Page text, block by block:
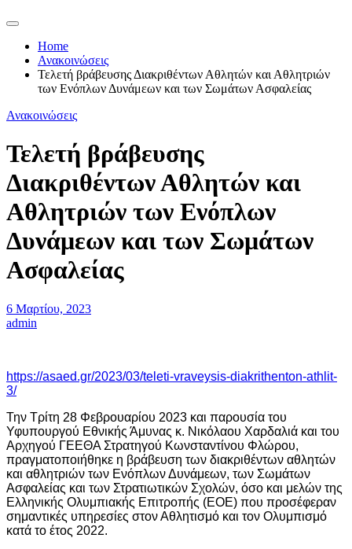
Home
Ανακοινώσεις
Τελετή βράβευσης Διακριθέντων Αθλητών και Αθλητριών
των Ενόπλων Δυνάμεων και των Σωμάτων Ασφαλείας
Ανακοινώσεις
Τελετή βράβευσης
Διακριθέντων Αθλητών και
Αθλητριών των Ενόπλων
Δυνάμεων και των Σωμάτων
Ασφαλείας
6 Μαρτίου, 2023
admin
https://asaed.gr/2023/03/teleti-vraveysis-diakrithenton-athlit-
3/
Την Τρίτη 28 Φεβρουαρίου 2023 και παρουσία του
Υφυπουργού Εθνικής Άμυνας κ. Νικόλαου Χαρδαλιά και του
Αρχηγού ΓΕΕΘΑ Στρατηγού Κωνσταντίνου Φλώρου,
πραγματοποιήθηκε η βράβευση των διακριθέντων αθλητών
και αθλητριών των Ενόπλων Δυνάμεων, των Σωμάτων
Ασφαλείας και των Στρατιωτικών Σχολών, όσο και μελών της
Ελληνικής Ολυμπιακής Επιτροπής (ΕΟΕ) που προσέφεραν
σημαντικές υπηρεσίες στον Αθλητισμό και τον Ολυμπισμό
κατά το έτος 2022.